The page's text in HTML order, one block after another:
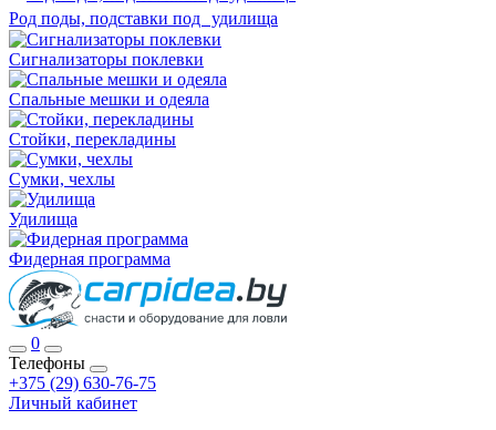
Род поды, подставки под удилища
Сигнализаторы поклевки
Спальные мешки и одеяла
Стойки, перекладины
Сумки, чехлы
Удилища
Фидерная программа
0
Телефоны
+375 (29) 630-76-75
Личный кабинет